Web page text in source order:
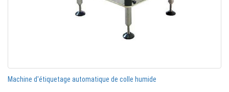
Machine d'étiquetage automatique de colle humide